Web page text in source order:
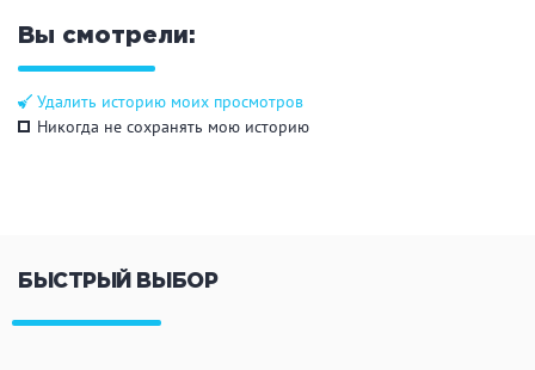
Бильярд
Вы смотрели:
Удалить историю моих просмотров
Никогда не сохранять мою историю
БЫСТРЫЙ ВЫБОР